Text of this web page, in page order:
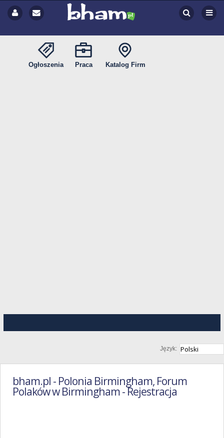
Ogłoszenia Praca Katalog Firm
Język:
bham.pl - Polonia Birmingham, Forum
Polaków w Birmingham - Rejestracja